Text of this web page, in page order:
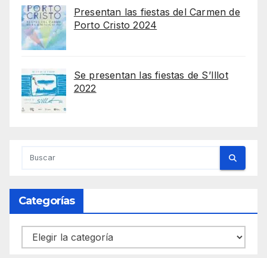
Presentan las fiestas del Carmen de
Porto Cristo 2024
Se presentan las fiestas de S’Illot
2022
Categorías
Categorías